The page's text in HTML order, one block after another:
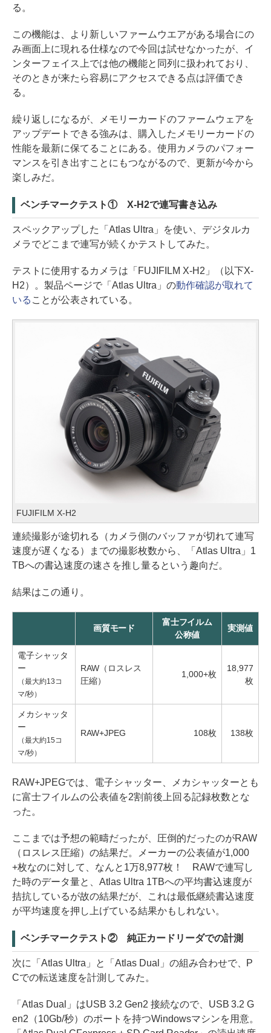
る。
この機能は、より新しいファームウエアがある場合にの
み画面上に現れる仕様なので今回は試せなかったが、イ
ンターフェイス上では他の機能と同列に扱われており、
そのときが来たら容易にアクセスできる点は評価でき
る。
繰り返しになるが、メモリーカードのファームウェアを
アップデートできる強みは、購入したメモリーカードの
性能を最新に保てることにある。使用カメラのパフォー
マンスを引き出すことにもつながるので、更新が今から
楽しみだ。
ベンチマークテスト① X-H2で連写書き込み
スペックアップした「Atlas Ultra」を使い、デジタルカ
メラでどこまで連写が続くかテストしてみた。
テストに使用するカメラは「FUJIFILM X-H2」（以下X-
H2）。製品ページで「Atlas Ultra」の動作確認が取れて
いる ことが公表されている。
FUJIFILM X-H2
連続撮影が途切れる（カメラ側のバッファが切れて連写
速度が遅くなる）までの撮影枚数から、「Atlas Ultra」1
TBへの書込速度の速さを推し量るという趣向だ。
結果はこの通り。
画質モード
富士フイルム
公称値
実測値
電子シャッタ
ー
（最大約13コ
マ/秒）
RAW（ロスレス
圧縮）
1,000+枚
18,977
枚
メカシャッタ
ー
（最大約15コ
マ/秒）
RAW+JPEG 108枚 138枚
RAW+JPEGでは、電子シャッター、メカシャッターとも
に富士フイルムの公表値を2割前後上回る記録枚数とな
った。
ここまでは予想の範疇だったが、圧倒的だったのがRAW
（ロスレス圧縮）の結果だ。メーカーの公表値が1,000
+枚なのに対して、なんと1万8,977枚！ RAWで連写し
た時のデータ量と、Atlas Ultra 1TBへの平均書込速度が
拮抗しているが故の結果だが、これは最低継続書込速度
が平均速度を押し上げている結果かもしれない。
ベンチマークテスト② 純正カードリーダでの計測
次に「Atlas Ultra」と「Atlas Dual」の組み合わせで、P
Cでの転送速度を計測してみた。
「Atlas Dual」はUSB 3.2 Gen2 接続なので、USB 3.2 G
en2（10Gb/秒）のポートを持つWindowsマシンを用意。